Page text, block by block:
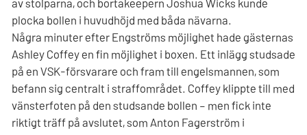
plocka bollen i huvudhöjd med båda nävarna.
Några minuter efter Engströms möjlighet hade gästernas
Ashley Coffey en fin möjlighet i boxen. Ett inlägg studsade
på en VSK-försvarare och fram till engelsmannen, som
befann sig centralt i straffområdet. Coffey klippte till med
vänsterfoten på den studsande bollen – men fick inte
riktigt träff på avslutet, som Anton Fagerström i